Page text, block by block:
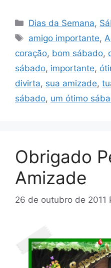
Categorias
Dias da Semana,
Tags
amigo importante,
coração, bom sábado,
sábado, importante,
divirta, sua amizade,
sábado, um ótimo
Obrigado
Amizade
26 de outubro de 2011